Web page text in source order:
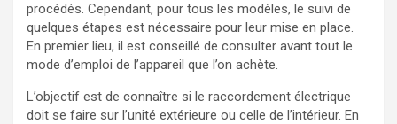
procédés. Cependant, pour tous les modèles, le suivi de
quelques étapes est nécessaire pour leur mise en place.
En premier lieu, il est conseillé de consulter avant tout le
mode d’emploi de l’appareil que l’on achète.
L’objectif est de connaître si le raccordement électrique
doit se faire sur l’unité extérieure ou celle de l’intérieur. En